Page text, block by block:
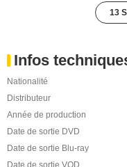
13
Infos
Nationalité
Distributeur
Année de production
Date de sortie DVD
Date de sortie Blu-ray
Date de sortie VOD